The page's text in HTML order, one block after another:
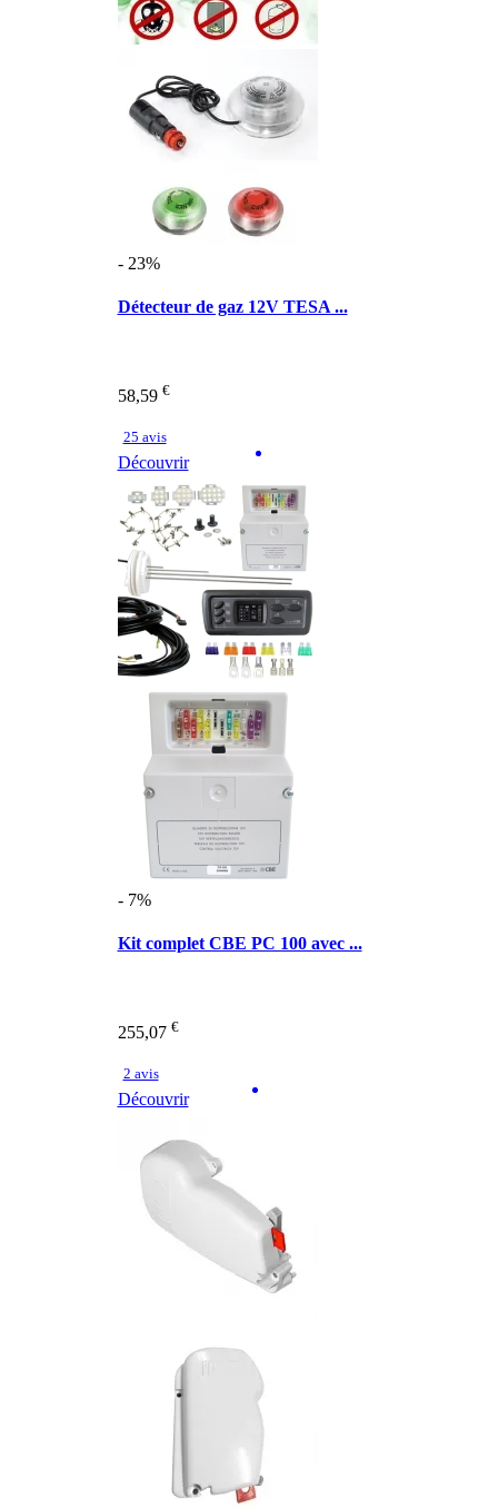
- 23%
Détecteur de gaz 12V TESA ...
58,59 €
25 avis
Découvrir
- 7%
Kit complet CBE PC 100 avec ...
255,07 €
2 avis
Découvrir